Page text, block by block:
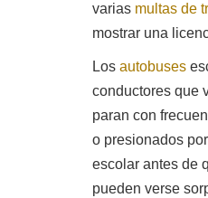
varias multas de
mostrar una
Los autobuses
conductores que
paran con
o presionados
escolar antes de
pueden verse